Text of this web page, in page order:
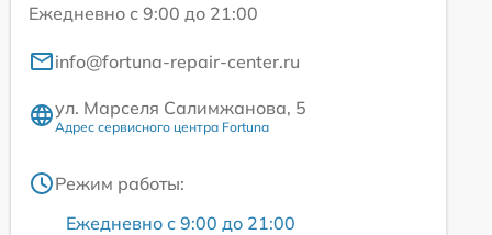
Ежедневно с 9:00 до 21:00
info@fortuna-repair-center.ru
ул. Марселя Салимжанова, 5
Адрес сервисного центра Fortuna
Режим работы:
Ежедневно с 9:00 до 21:00